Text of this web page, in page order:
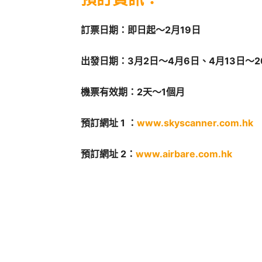
訂票日期：即日起～2月19日
出發日期：3月2日～4月6日、4月13日～
機票有效期：2天～1個月
預訂網址 1 ： www.skyscanner.com.hk
預訂網址 2： www.airbare.com.hk